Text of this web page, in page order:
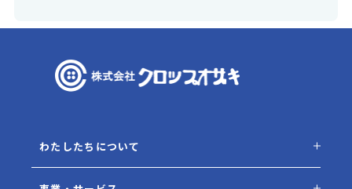
わたしたちについて